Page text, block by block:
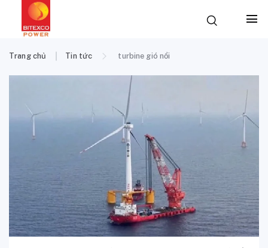
Trang chủ Tin tức turbine gió nổi